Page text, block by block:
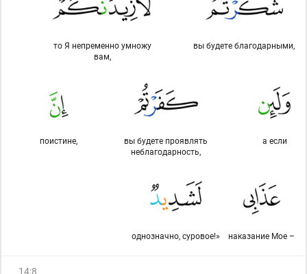
вы будете благодарными,
то Я непременно умножу
вам,
а если
вы будете проявлять
неблагодарность,
поистине,
наказание Мое –
однозначно, суровое!»
14:8